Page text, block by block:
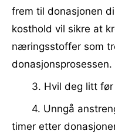
frem til donasjonen
kosthold vil sikre at
næringsstoffer som
donasjonsprosessen.
3. Hvil deg litt
4. Unngå
timer etter